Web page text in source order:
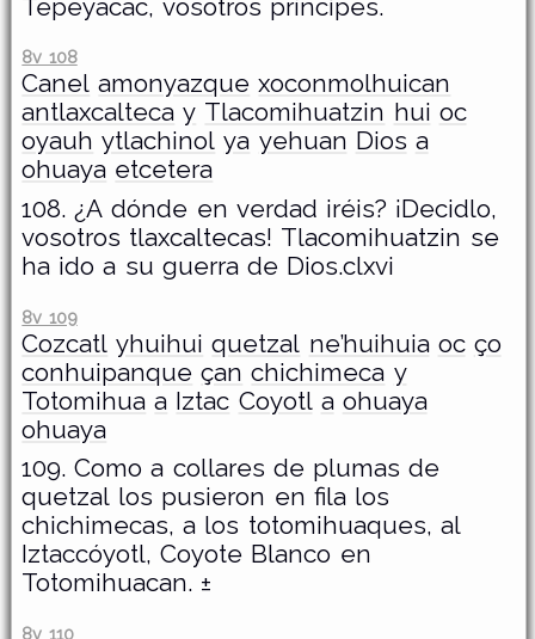
Tepeyacac, vosotros príncipes.
8v 108
Canel amonyazque xoconmolhuican
antlaxcalteca y Tlacomihuatzin hui oc
oyauh ytlachinol ya yehuan Dios a
ohuaya etcetera
108. ¿A dónde en verdad iréis? ¡Decidlo,
vosotros tlaxcaltecas! Tlacomihuatzin se
ha ido a su guerra de Dios.clxvi
8v 109
Cozcatl yhuihui quetzal ne’huihuia oc ço
conhuipanque çan chichimeca y
Totomihua a Iztac Coyotl a ohuaya
ohuaya
109. Como a collares de plumas de
quetzal los pusieron en fila los
chichimecas, a los totomihuaques, al
Iztaccóyotl, Coyote Blanco en
Totomihuacan. ±
8v 110